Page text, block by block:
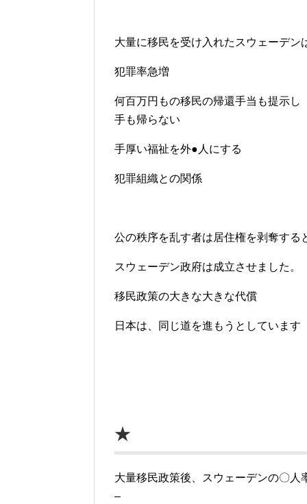
大量に移民を受け入れたスウェーデン
犯罪率急増
何百万円もの移民の帰還手当も提示し
手も帰らない
手厚い福祉を外●人にする
犯罪組織との関係
公の秩序を乱す者は居住権を剥奪する
スウェーデン政府は成立させました。
移民政策の大きな大きな代償
日本は、同じ道を進もうとしています
★
大量移民政策後、スウェーデンの〇
–